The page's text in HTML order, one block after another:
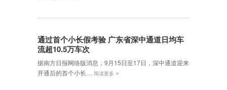
通过首个小长假考验 广东省深中通道日均车
流超10.5万车次
据南方日报网络版消息，9月15日至17日，深中通道迎来
开通后的首个小长…
阅读更多 »